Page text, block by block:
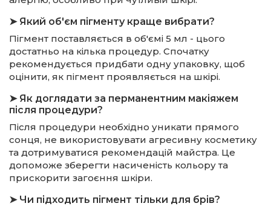
➤ Який об'єм пігменту краще вибрати?
Пігмент поставляється в об'ємі 5 мл - цього
достатньо на кілька процедур. Спочатку
рекомендується придбати одну упаковку, щоб
оцінити, як пігмент проявляється на шкірі.
➤ Як доглядати за перманентним макіяжем
після процедури?
Після процедури необхідно уникати прямого
сонця, не використовувати агресивну косметику
та дотримуватися рекомендацій майстра. Це
допоможе зберегти насиченість кольору та
прискорити загоєння шкіри.
➤ Чи підходить пігмент тільки для брів?